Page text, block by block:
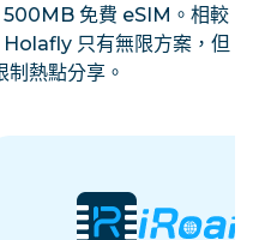
500MB 免費 eSIM。相較
只有無限方案，但
制熱點分享。